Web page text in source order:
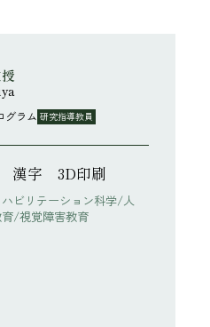
グラム 研究指導教員
漢字 3D印刷
ビリテーション科学/人
/視覚障害教育